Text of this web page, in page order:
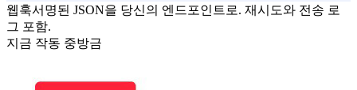
웹훅서명된 JSON을 당신의 엔드포인트로. 재시도와 전송 로
그 포함.
지금 작동 중방금